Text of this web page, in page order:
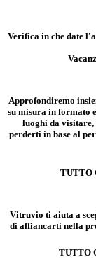
Verifica in che date
Approfondiremo
su misura in formato
luoghi da visitare,
perderti in base al
TUTTO
Vitruvio ti aiuta a
di affiancarti nella
TUTTO